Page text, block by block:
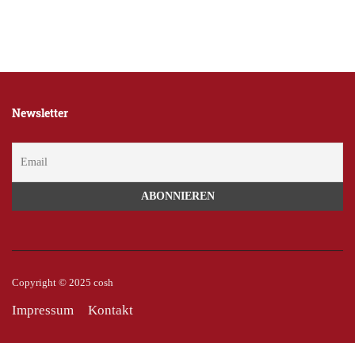
Newsletter
Copyright © 2025 cosh
Impressum Kontakt